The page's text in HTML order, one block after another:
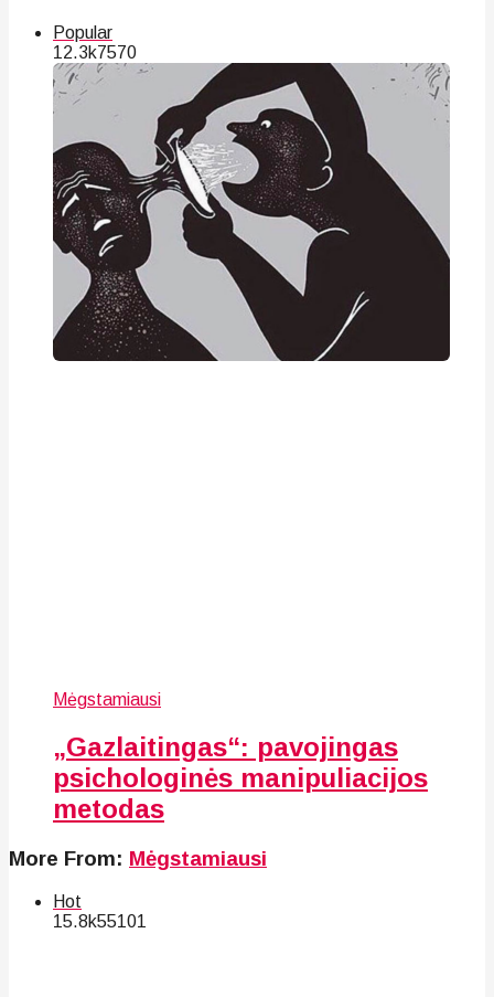
Popular
12.3k7570
Mėgstamiausi
„Gazlaitingas“: pavojingas
psichologinės manipuliacijos
metodas
More From: Mėgstamiausi
Hot
15.8k55101